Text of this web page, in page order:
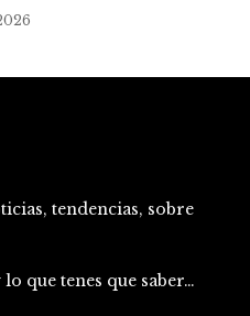
tendencias, sobre
que tenes que saber…